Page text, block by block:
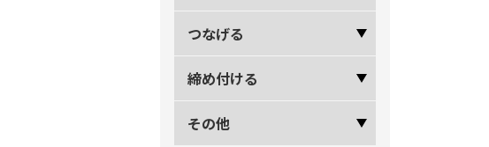
つなげる
締め付ける
その他